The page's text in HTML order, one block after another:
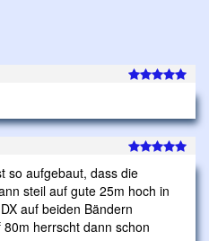
so aufgebaut, dass die
steil auf gute 25m hoch in
auf beiden Bändern
herrscht dann schon